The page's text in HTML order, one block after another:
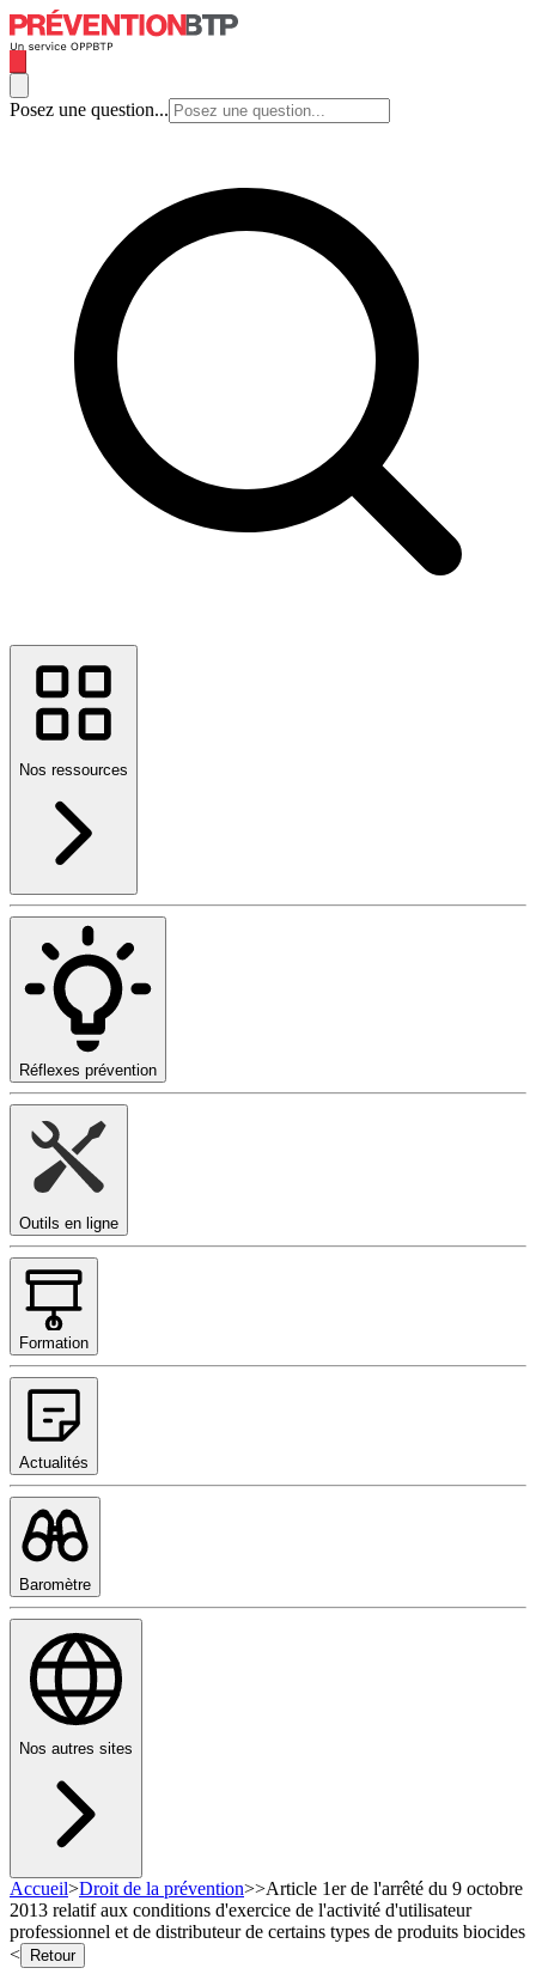
Posez une question...
Nos ressources
Réflexes prévention
Outils en ligne
Formation
Actualités
Baromètre
Nos autres sites
Accueil>Droit de la prévention>>Article 1er de l'arrêté du 9 octobre
2013 relatif aux conditions d'exercice de l'activité d'utilisateur
professionnel et de distributeur de certains types de produits biocides
<
Retour